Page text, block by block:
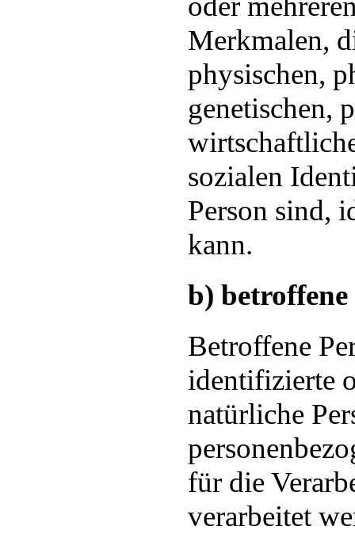
Merkmalen,
physischen,
genetischen,
sozialen
Person sind,
kann.
b) betroffene
Betroffene
identifizierte
natürliche
für die
verarbeitet